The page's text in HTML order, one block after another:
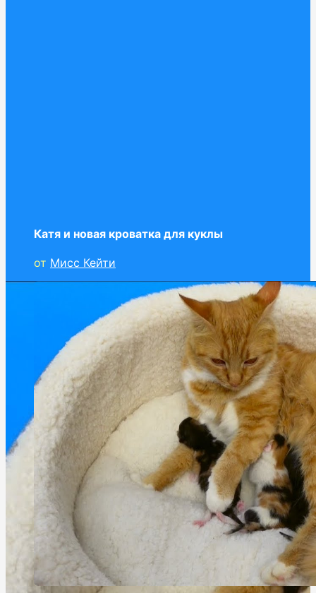
Катя и новая кроватка для куклы
от Мисс Кейти